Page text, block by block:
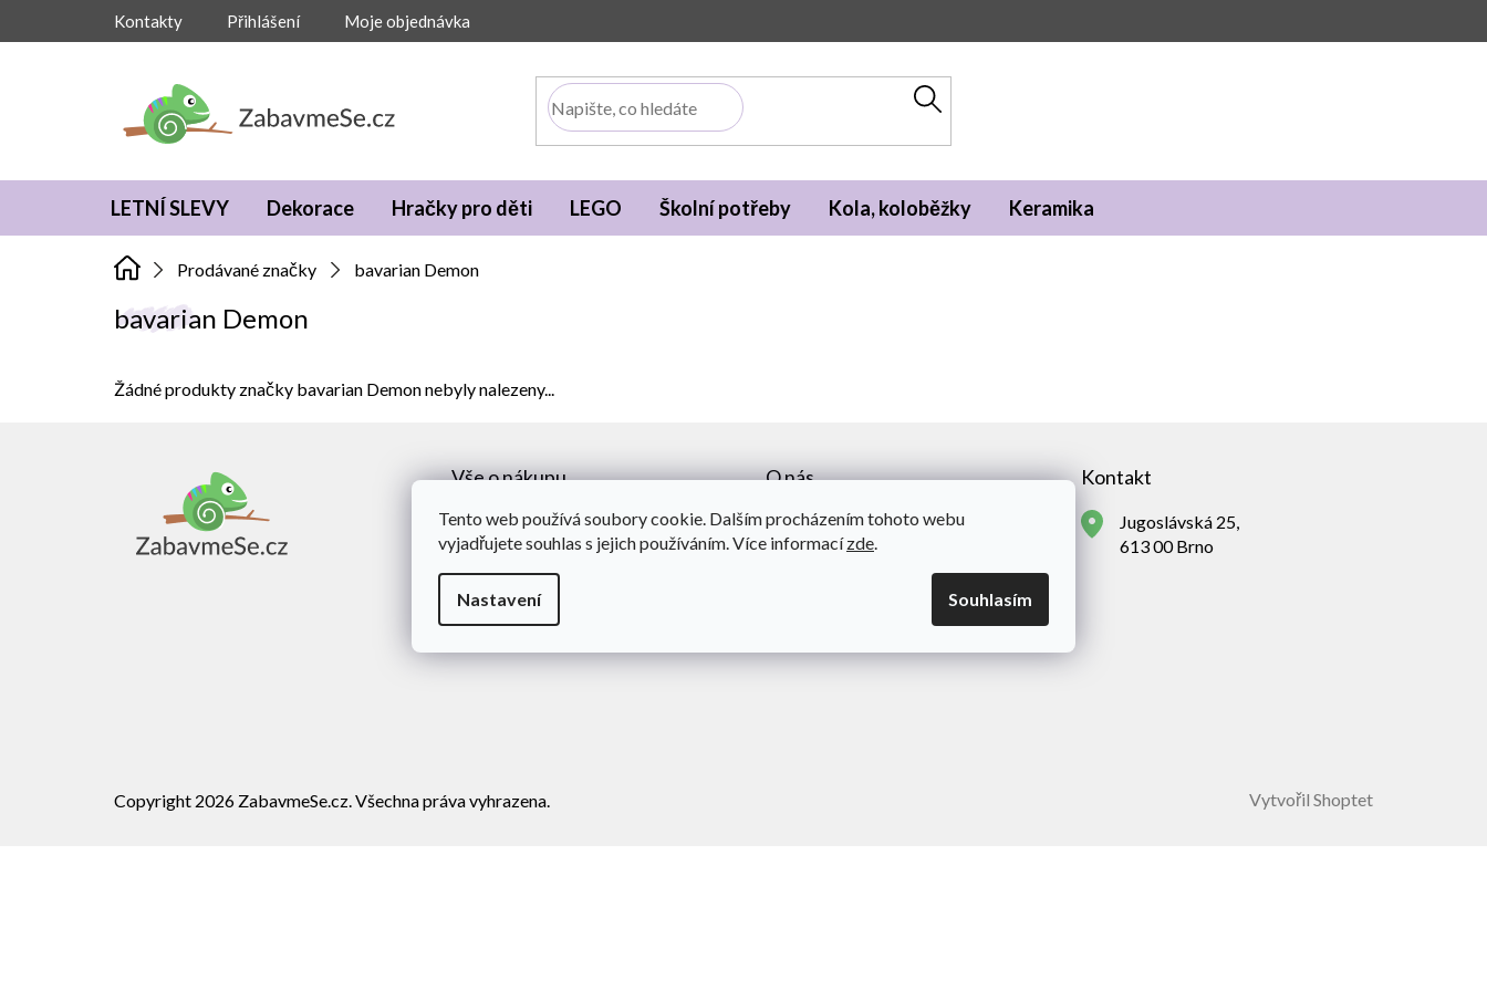
Tento web používá soubory cookie. Dalším procházením tohoto webu
vyjadřujete souhlas s jejich používáním. Více informacízde.
Nastavení Souhlasím
Kontakty Přihlášení Moje objednávka
LETNÍ SLEVY Dekorace Hračky pro děti LEGO Školní potřeby Kola, koloběžky Keramika
Prodávané značky bavarian Demon
bavarian Demon
Žádné produkty značky bavarian Demonnebyly nalezeny...
Vše o nákupu
Obchodní podmínky
Doprava a platba
O nás
Novinky
Kontakty
Kontakt
Jugoslávská 25,
613 00 Brno
Vytvořil Shoptet
Copyright 2026 ZabavmeSe.cz. Všechna práva vyhrazena.